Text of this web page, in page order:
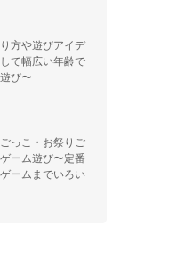
方や遊びアイデ
て幅広い年齢で
び〜
っこ・お祭りご
ーム遊び〜定番
ームまでいろい